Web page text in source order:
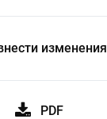
изменения
PDF